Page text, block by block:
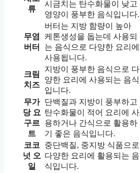
류
시금치는 탄수화물이 낮고
영양이 풍부한 음식입니다.
무염
버터
버터는 지방 함량이 높아
케톤생성을 돕는데 사용되
는 음식으로 다양한 요리에
사용됩니다.
크림
치즈
지방이 풍부한 음식으로 다
양한 요리에 사용되는 음식
입니다.
무가
당 요
구르
트
단백질과 지방이 풍부하고
탄수화물이 적어 요리에 사
용하거나 간식으로 활용하
기 좋은 음식입니다.
코코
넛 오
일
중단백질, 중지방 식품으로
다양한 요리에 활용되는 음
식입니다.